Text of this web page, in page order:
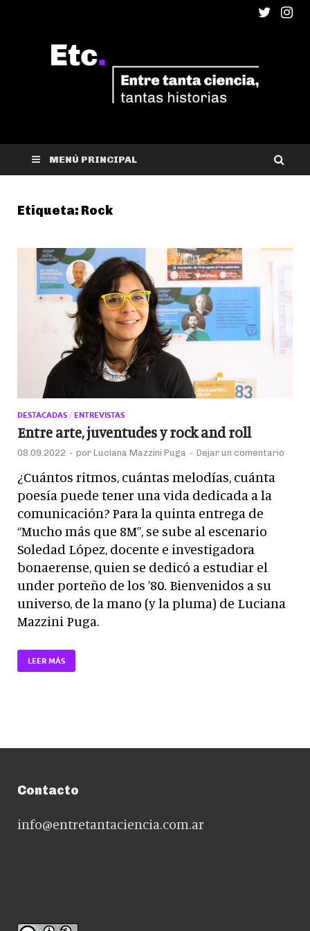
ETC
MENÚ PRINCIPAL
Etiqueta: Rock
DESTACADAS / ENTREVISTAS
Entre arte, juventudes y rock and roll
08.09.2022 - por Luciana Mazzini Puga - Dejar un comentario
¿Cuántos ritmos, cuántas melodías, cuánta
poesía puede tener una vida dedicada a la
comunicación? Para la quinta entrega de
“Mucho más que 8M”, se sube al escenario
Soledad López, docente e investigadora
bonaerense, quien se dedicó a estudiar el
under porteño de los ’80. Bienvenidos a su
universo, de la mano (y la pluma) de Luciana
Mazzini Puga.
LEER MÁS
Contacto
info@entretantaciencia.com.ar